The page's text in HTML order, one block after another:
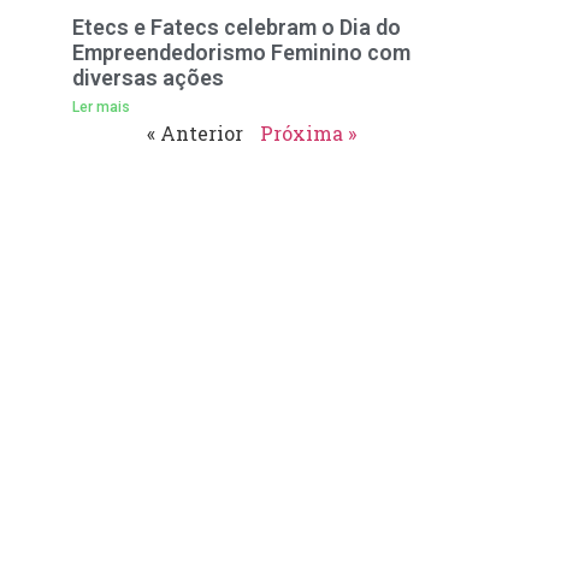
Etecs e Fatecs celebram o Dia do
Empreendedorismo Feminino com
diversas ações
Ler mais
« Anterior Próxima »